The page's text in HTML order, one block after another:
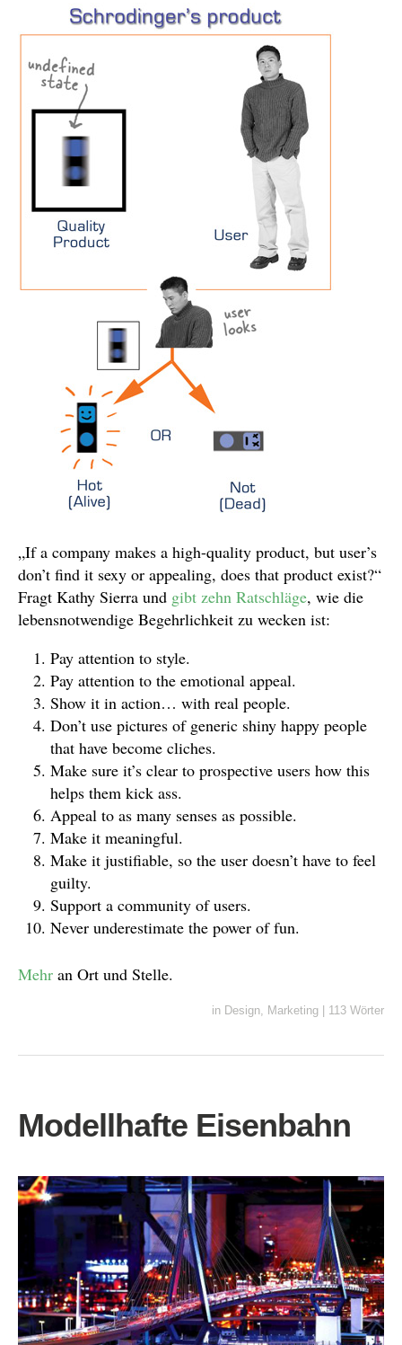
„If a company makes a high-quality product, but user’s
don’t find it sexy or appealing, does that product exist?“
Fragt Kathy Sierra und gibt zehn Ratschläge, wie die
lebensnotwendige Begehrlichkeit zu wecken ist:
Pay attention to style.
Pay attention to the emotional appeal.
Show it in action… with real people.
Don’t use pictures of generic shiny happy people
that have become cliches.
Make sure it’s clear to prospective users how this
helps them kick ass.
Appeal to as many senses as possible.
Make it meaningful.
Make it justifiable, so the user doesn’t have to feel
guilty.
Support a community of users.
Never underestimate the power of fun.
Mehr an Ort und Stelle.
in Design Marketing | 113 Wörter
Modellhafte Eisenbahn